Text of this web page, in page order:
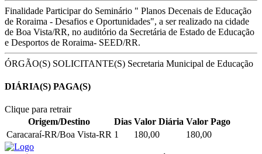
Finalidade Participar do Seminário " Planos Decenais de Educação
de Roraima - Desafios e Oportunidades", a ser realizado na cidade
de Boa Vista/RR, no auditório da Secretária de Estado de Educação
e Desportos de Roraima- SEED/RR.
ÓRGÃO(S) SOLICITANTE(S) Secretaria Municipal de Educação
DIÁRIA(S) PAGA(S)
Clique para retrair
Origem/Destino
Dias Valor Diária Valor Pago
Caracaraí-RR/Boa Vista-RR 1 180,00 180,00